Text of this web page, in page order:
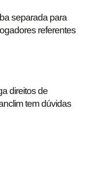
separada para
referentes
direitos de
tem dúvidas